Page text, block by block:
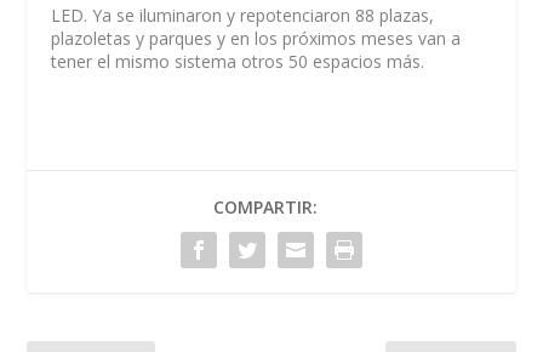
LED. Ya se iluminaron y repotenciaron 88 plazas,
plazoletas y parques y en los próximos meses van a
tener el mismo sistema otros 50 espacios más.
COMPARTIR: